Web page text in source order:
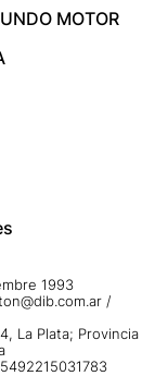
MOTOR
1993
/
La Plata; Provincia